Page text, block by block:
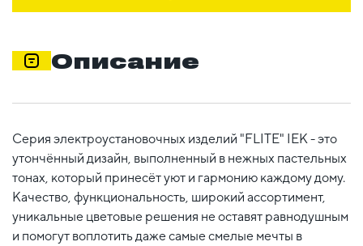
Описание
Серия электроустановочных изделий "FLITE" IEK - это
утончённый дизайн, выполненный в нежных пастельных
тонах, который принесёт уют и гармонию каждому дому.
Качество, функциональность, широкий ассортимент,
уникальные цветовые решения не оставят равнодушным
и помогут воплотить даже самые смелые мечты в